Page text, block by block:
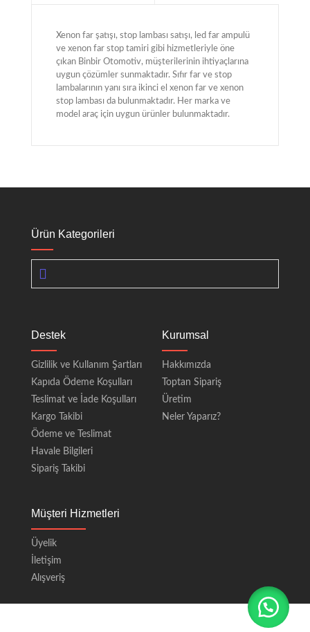
Xenon far şatışı, stop lambası satışı, led far ampulü
ve xenon far stop tamiri gibi hizmetleriyle öne
çıkan Binbir Otomotiv, müşterilerinin ihtiyaçlarına
uygun çözümler sunmaktadır. Sıfır far ve stop
lambalarının yanı sıra ikinci el xenon far ve xenon
stop lambası da bulunmaktadır. Her marka ve
model araç için uygun ürünler bulunmaktadır.
Ürün Kategorileri
Destek
Gizlilik ve Kullanım Şartları
Kapıda Ödeme Koşulları
Teslimat ve İade Koşulları
Kargo Takibi
Ödeme ve Teslimat
Havale Bilgileri
Sipariş Takibi
Kurumsal
Hakkımızda
Toptan Sipariş
Üretim
Neler Yaparız?
Müşteri Hizmetleri
Üyelik
İletişim
Alışveriş